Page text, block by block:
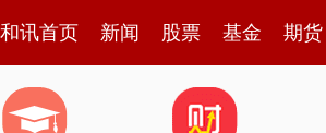
和讯首页 新闻 股票 基金 期货